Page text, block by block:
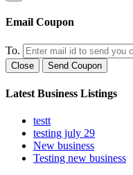
Email Coupon
To.
Close Send Coupon
Latest Business Listings
testt
testing july 29
New business
Testing new business